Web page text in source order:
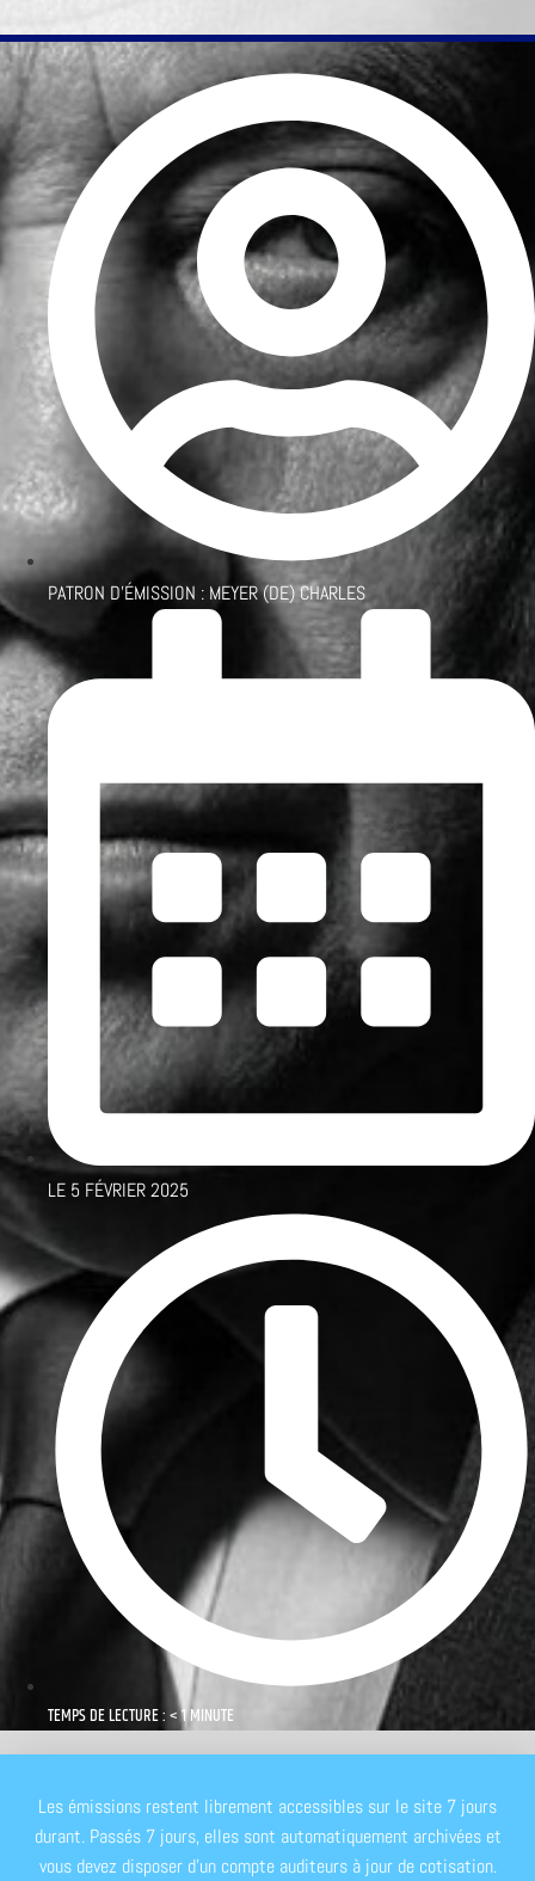
PATRON D'ÉMISSION : MEYER (DE) CHARLES
LE 5 FÉVRIER 2025
TEMPS DE LECTURE : < 1 MINUTE
Les émissions restent librement accessibles sur le site 7 jours
durant. Passés 7 jours, elles sont automatiquement archivées et
vous devez disposer d'un compte auditeurs à jour de cotisation.